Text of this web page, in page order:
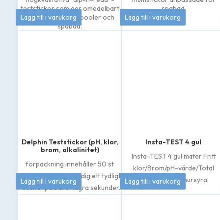
teststickor som ger omedelbart
resultat för både pooler och
spabad.
208kr
Lägg till i varukorg
spabad.
145kr
Lägg till i varukorg
Delphin Teststickor (pH, klor,
brom, alkalinitet)
förpackning innehåller 50 st
teststickor som ger dig ett tydligt
resultat på bara några sekunder.
79kr
Lägg till i varukorg
Insta-TEST 4 gul
Insta-TEST 4 gul mäter Fritt
klor/Brom/pH-värde/Total
alkalinitet/Cyanursyra.
185kr
Lägg till i varukorg